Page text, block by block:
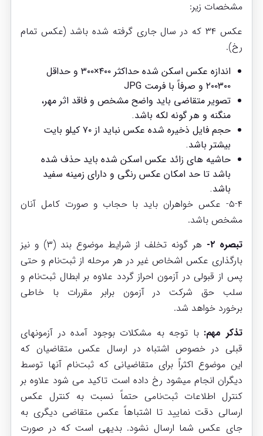
مشخصات زیر:
عکس ۳۴ که در سال جاری گرفته شده باشد (عکس تمام
رخ).
اندازه عکس اسکن شده حداکثر ۴۰۰×۳۰۰ و حداقل
۲۰۰۳۰۰ و صرفاً با فرمت JPG
تصویر متقاضی باید واضح مشخص و فاقد اثر مهر،
منگنه و هر گونه لکه باشد.
حجم فایل ذخیره شده عکس نباید از ۷۰ کیلو بایت
بیشتر باشد.
حاشیه های زائد عکس اسکن شده باید حذف شده
باشد تا حد امکان عکس رنگی و دارای زمینه سفید
باشد.
۵-۴- عکس خواهران باید با حجاب و صورت کامل آنان
مشخص باشد.
تبصره ۲-
هر گونه تخلف از شرایط موضوع بند (۳) و نیز
بارگذاری عکس اشخاص غیر در هر مرحله از ثبت‌نام و حتی
پس از قبولی در آزمون احراز گردد علاوه بر ابطال ثبت‌نام و
سلب حق شرکت در آزمون برابر مقررات با خاطی
برخورد خواهد شد.
تذکر مهم: با توجه به مشکلات بوجود آمده در آزمونهای
قبلی در خصوص اشتباه در ارسال عکس متقاضیان که
این موضوع اکثراً برای متقاضیانی که ثبت‌نام آنها توسط
دیگران انجام میشود رخ داده است تاکید می شود علاوه بر
کنترل اطلاعات ثبت‌نامی حتماً نسبت به کنترل عکس
ارسالی دقت نمایید تا اشتباهاً عکس متقاضی دیگری به
جای عکس شما ارسال نشود. بدیهی است که در صورت